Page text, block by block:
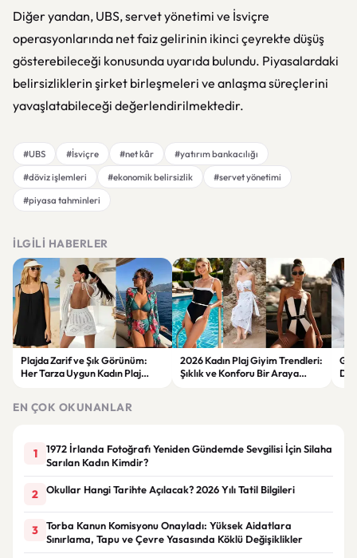
Diğer yandan, UBS, servet yönetimi ve İsviçre
operasyonlarında net faiz gelirinin ikinci çeyrekte düşüş
gösterebileceği konusunda uyarıda bulundu. Piyasalardaki
belirsizliklerin şirket birleşmeleri ve anlaşma süreçlerini
yavaşlatabileceği değerlendirilmektedir.
#UBS #İsviçre #net kâr
#yatırım bankacılığı
#döviz işlemleri
#ekonomik belirsizlik
#servet yönetimi
#piyasa tahminleri
İLGILI HABERLER
Plajda Zarif ve Şık Görünüm:
Her Tarza Uygun Kadın Plaj
2026 Kadın Plaj Giyim Trendleri:
Şıklık ve Konforu Bir Araya
EN ÇOK OKUNANLAR
1
1972 İrlanda Fotoğrafı Yeniden Gündemde Sevgilisi İçin Silaha
Sarılan Kadın Kimdir?
2 Okullar Hangi Tarihte Açılacak? 2026 Yılı Tatil Bilgileri
3
Torba Kanun Komisyonu Onayladı: Yüksek Aidatlara
Sınırlama, Tapu ve Çevre Yasasında Köklü Değişiklikler